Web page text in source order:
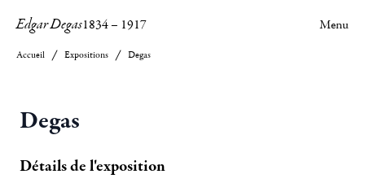
Edgar Degas1834– 1917 Menu
Accueil Expositions Degas
Degas
Détails de l'exposition